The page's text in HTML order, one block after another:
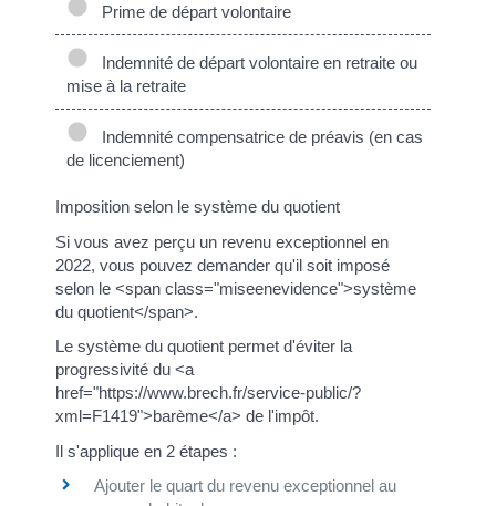
Prime de départ volontaire
Indemnité de départ volontaire en retraite ou
mise à la retraite
Indemnité compensatrice de préavis (en cas
de licenciement)
Imposition selon le système du quotient
Si vous avez perçu un revenu exceptionnel en
2022, vous pouvez demander qu'il soit imposé
selon le <span class="miseenevidence">système
du quotient</span>.
Le système du quotient permet d'éviter la
progressivité du <a
href="https://www.brech.fr/service-public/?
xml=F1419">barème</a> de l'impôt.
Il s'applique en 2 étapes :
Ajouter le quart du revenu exceptionnel au